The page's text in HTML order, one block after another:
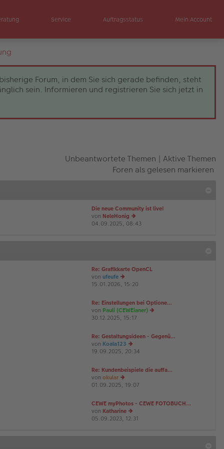
Service Auftragsstatus Mein Account
Forum, in dem Sie sich gerade befinden, steht
sein. Informieren und registrieren Sie sich jetzt in
Unbeantwortete Themen | Aktive Themen
Foren als gelesen markieren
Die neue Community ist live!
von NeleHonig
e
ei
a
04.09.2025, 08:43
Re: Grafikkarte OpenCL
von ufeufe
e
es
te
B
tr
a
g
15.01.2026, 15:20
Re: Einstellungen bei Optione…
von Pauli (CEWEianer)
es
tr
30.12.2025, 15:17
Re: Gestaltungsideen - Gegenü…
von Koala123
e
es
te
r
tr
a
g
19.09.2025, 20:34
Re: Kundenbeispiele die auffa…
von okular
e
es
te
r
B
01.09.2025, 19:07
CEWE myPhotos - CEWE FOTOBUCH…
von Katharine
e
05.09.2023, 12:31